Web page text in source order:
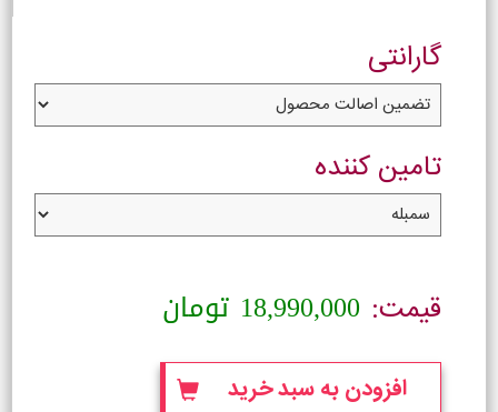
گارانتی
تامین کننده
قیمت: 18,990,000 تومان
افزودن به سبد خرید